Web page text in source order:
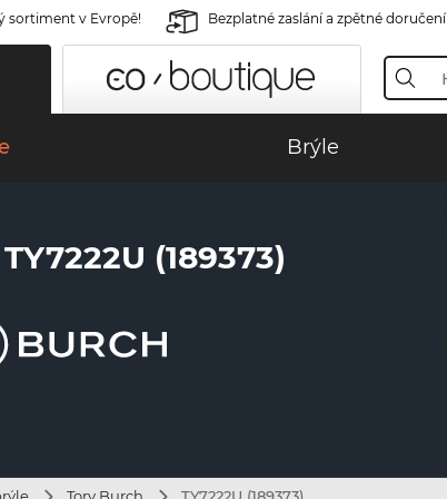
sortiment v Evropě! Bezplatné zaslání a zpětné doručení
Brýle
(189373)